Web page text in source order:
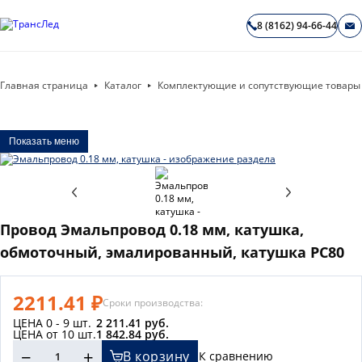
8 (8162) 94-66-44
Главная страница Каталог Комплектующие и сопутствующие товары
Показать меню
Провод Эмальпровод 0.18 мм, катушка,
обмоточный, эмалированный, катушка PC80
2211.41 ₽Сроки производства:
ЦЕНА 0 - 9 шт. 2 211.41 руб.
ЦЕНА от 10 шт.1 842.84 руб.
− + В корзину К сравнению